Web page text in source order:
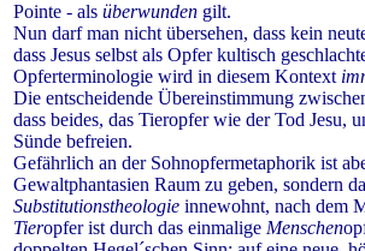
Pointe - als überwunden gilt.
Nun darf man nicht übersehen, dass kein
dass Jesus selbst als Opfer kultisch
Opferterminologie wird in diesem Kontext
Die entscheidende Übereinstimmung
dass beides, das Tieropfer wie der Tod Jesu,
Sünde befreien.
Gefährlich an der Sohnopfermetaphorik ist
Gewalt­phantasien Raum zu geben, sondern
Substitutionstheologie innewohnt, nach dem
Tieropfer ist durch das einmalige Menschen